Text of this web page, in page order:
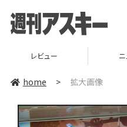
レビュー
home > 拡大画像